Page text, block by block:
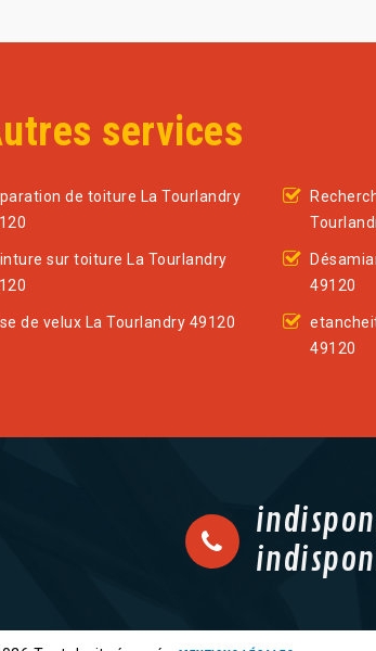
services
de toiture La Tourlandry
sur toiture La Tourlandry
de velux La Tourlandry 49120
49120
49120